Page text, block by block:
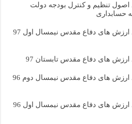
اصول تنظیم و کنترل بودجه دولت
دانلود رایگان نمونه سوال ارزش های دفاع مقدس نیمسال اول 97
ارزش های دفاع مقدس تابستان 97
دانلود رایگان نمونه سوال ارزش های دفاع مقدس نیمسال دوم 96
دانلود رایگان نمونه سوال ارزش های دفاع مقدس نیمسال اول 96